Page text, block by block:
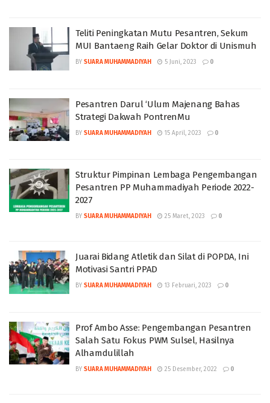
Teliti Peningkatan Mutu Pesantren, Sekum
MUI Bantaeng Raih Gelar Doktor di Unismuh
BY SUARA MUHAMMADIYAH 5 Juni, 2023 0
Pesantren Darul ‘Ulum Majenang Bahas
Strategi Dakwah PontrenMu
BY SUARA MUHAMMADIYAH 15 April, 2023 0
Struktur Pimpinan Lembaga Pengembangan
Pesantren PP Muhammadiyah Periode 2022-
2027
BY SUARA MUHAMMADIYAH 25 Maret, 2023 0
Juarai Bidang Atletik dan Silat di POPDA, Ini
Motivasi Santri PPAD
BY SUARA MUHAMMADIYAH 13 Februari, 2023 0
Prof Ambo Asse: Pengembangan Pesantren
Salah Satu Fokus PWM Sulsel, Hasilnya
Alhamdulillah
BY SUARA MUHAMMADIYAH 25 Desember, 2022 0